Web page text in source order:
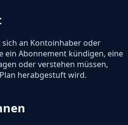
an Kontoinhaber oder
ein Abonnement kündigen, eine
oder verstehen müssen,
herabgestuft wird.